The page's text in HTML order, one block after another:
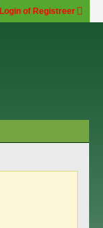
Login of Registreer